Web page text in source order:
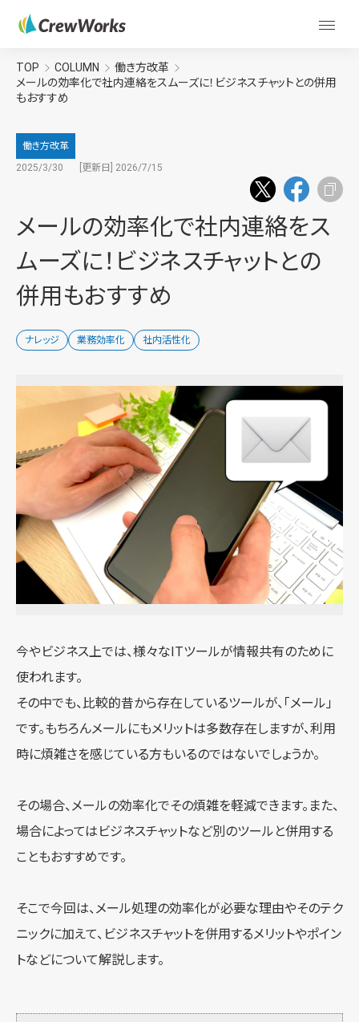
TOP COLUMN
働き方改革
メールの効率化で社内連絡をスムーズに！ビジネスチャットとの併用
もおすすめ
働き方改革
2025/3/30
[更新日] 2026/7/15
メールの効率化で社内連絡をス
ムーズに！ビジネスチャットとの
併用もおすすめ
ナレッジ 業務効率化 社内活性化
今やビジネス上では、様々なITツールが情報共有のために
使われます。
その中でも、比較的昔から存在しているツールが、「メール」
です。もちろんメールにもメリットは多数存在しますが、利用
時に煩雑さを感じている方もいるのではないでしょうか。
その場合、メールの効率化でその煩雑を軽減できます。また、
場合によってはビジネスチャットなど別のツールと併用する
こともおすすめです。
そこで今回は、メール処理の効率化が必要な理由やそのテク
ニックに加えて、ビジネスチャットを併用するメリットやポイン
トなどについて解説します。